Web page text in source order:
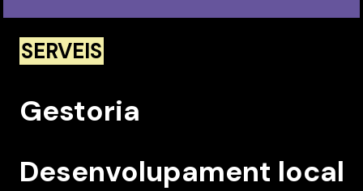
SERVEIS
Gestoria
Desenvolupament local